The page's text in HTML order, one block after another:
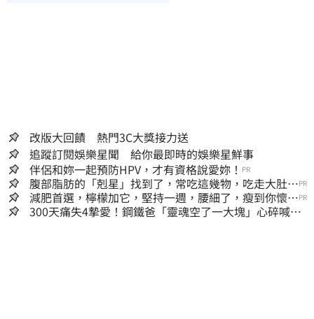
改版大回饋 熱門3C大獎接力送
追蹤訂閱娛樂星聞 給你最即時的娛樂星鮮事
伴侶和妳一起預防HPV，才有資格說愛妳！ PR
腹部脂肪的「剋星」找到了，常吃這幾物，吃走大肚
囊，瘦出小蠻腰
PR
減肥首選，檸檬加它，堅持一週，腰細了，瘦到你懷疑
人生
PR
300天痛失4摯愛！鋼鐵爸「靈魂空了一大塊」心碎喊：